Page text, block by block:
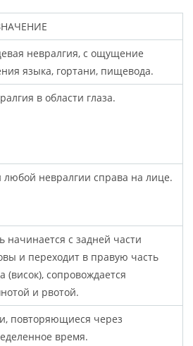
невралгия, с ощущение
языка, гортани, пищевода.
в области глаза.
любой невралгии справа на лице.
начинается с задней части
и переходит в правую часть
(висок), сопровождается
и рвотой.
повторяющиеся через
время.